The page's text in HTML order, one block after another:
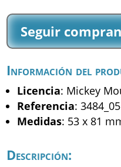
Mickey
(3484_05)
Seguir
Información del
Licencia: Mickey
Referencia: 3484_05
Medidas: 53 x 81
Descripción: